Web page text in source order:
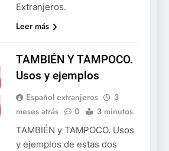
Extranjeros.
Leer más
TAMBIÉN Y TAMPOCO.
Usos y ejemplos
Español extranjeros
3
meses atrás
0 3 minutos
TAMBIÉN y TAMPOCO. Usos
y ejemplos de estas dos